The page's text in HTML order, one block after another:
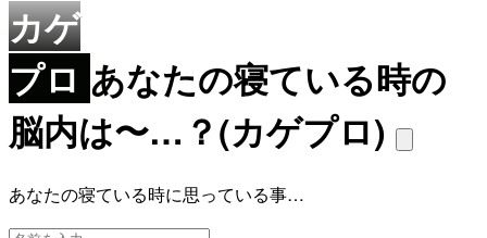
カゲ
プロ あなたの寝ている時の
脳内は〜…？(カゲプロ)
あなたの寝ている時に思っている事…